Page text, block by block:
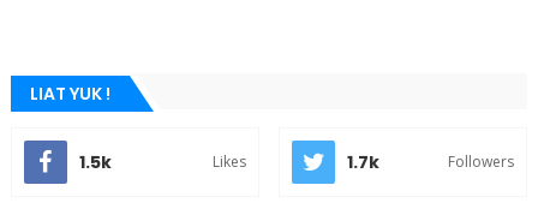
LIAT YUK !
1.5k Likes 1.7k Followers